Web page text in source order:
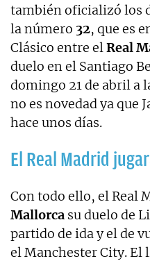
también oficializó los
la número 32, que es
Clásico entre elReal
duelo en el Santiago
domingo 21 de abril a
no es novedad ya que
hace unos días.
El Real Madrid
Con todo ello, el Real
Mallorca su duelo de
partido de ida y el de
el Manchester City. El